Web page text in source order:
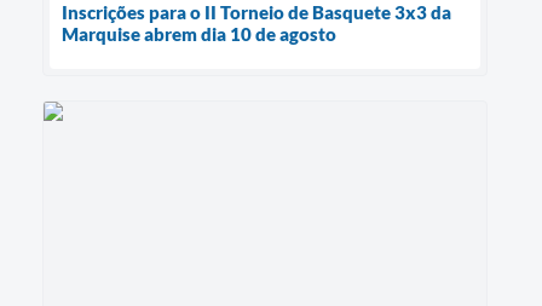
Inscrições para o II Torneio de Basquete 3x3 da
Marquise abrem dia 10 de agosto